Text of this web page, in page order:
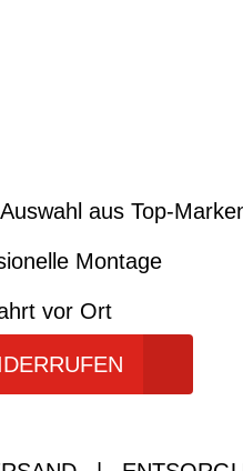
aus Top-
Montage
vor Ort